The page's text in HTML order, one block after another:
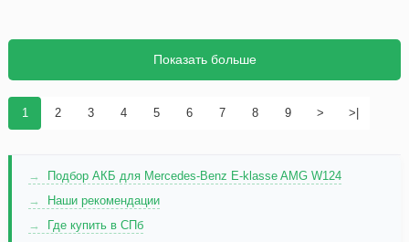
1 2 3 4 5 6 7 8 9 > >|
Показать больше
Подбор АКБ для Mercedes-Benz E-klasse AMG W124
Наши рекомендации
Где купить в СПб